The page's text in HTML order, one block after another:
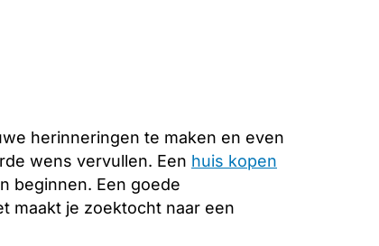
herinneringen te maken en even
wens vervullen. Een huis kopen
beginnen. Een goede
maakt je zoektocht naar een